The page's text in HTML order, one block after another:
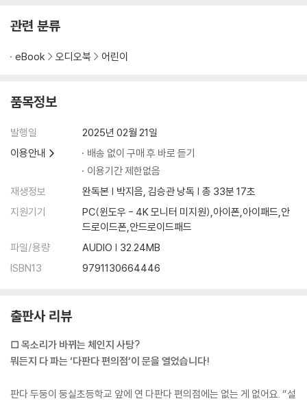
관련 분류
eBook 오디오북 어린이
품목정보
발행일
2025년 02월 21일
이용안내
배송 없이 구매 후 바로 듣기
이용기간 제한없음
재생정보
완독본 | 박지음, 김승관 낭독 | 총 33분 17초
지원기기
PC(윈도우 - 4K 모니터 미지원),아이폰,아이패드,안
드로이드폰,안드로이드패드
파일/용량
AUDIO | 32.24MB
ISBN13
9791130664446
출판사 리뷰
□ 목소리가 바뀌는 체인지 사탕?
뭐든지 다 파는 ‘다판다 편의점’이 문을 열었습니다!
판다 두둥이 둥실초등학교 앞에 연 다판다 편의점에는 없는 게 없어요. “설